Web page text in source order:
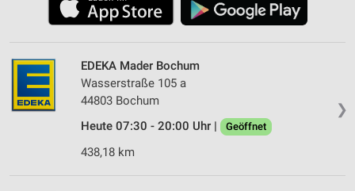
❯
EDEKA Mader Bochum
Wasserstraße 105 a
44803 Bochum
Heute 07:30 - 20:00 Uhr |
Geöffnet
438,18 km